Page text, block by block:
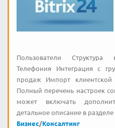
Пользователи
Телефония Интеграция с
продаж Импорт
Полный перечень настроек
может включать
детальное описание в
Бизнес/Консалтинг